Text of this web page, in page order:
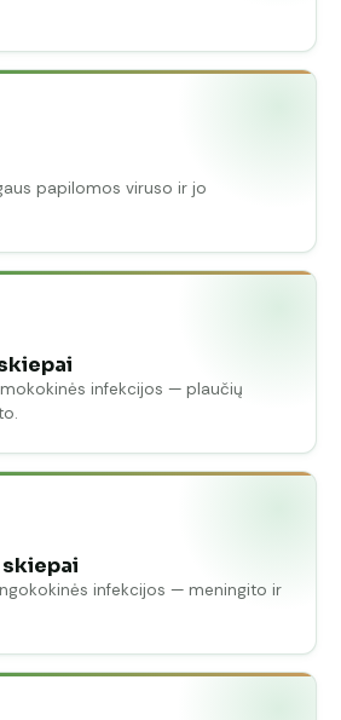
papilomos viruso ir jo
infekcijos — plaučių
infekcijos — meningito ir